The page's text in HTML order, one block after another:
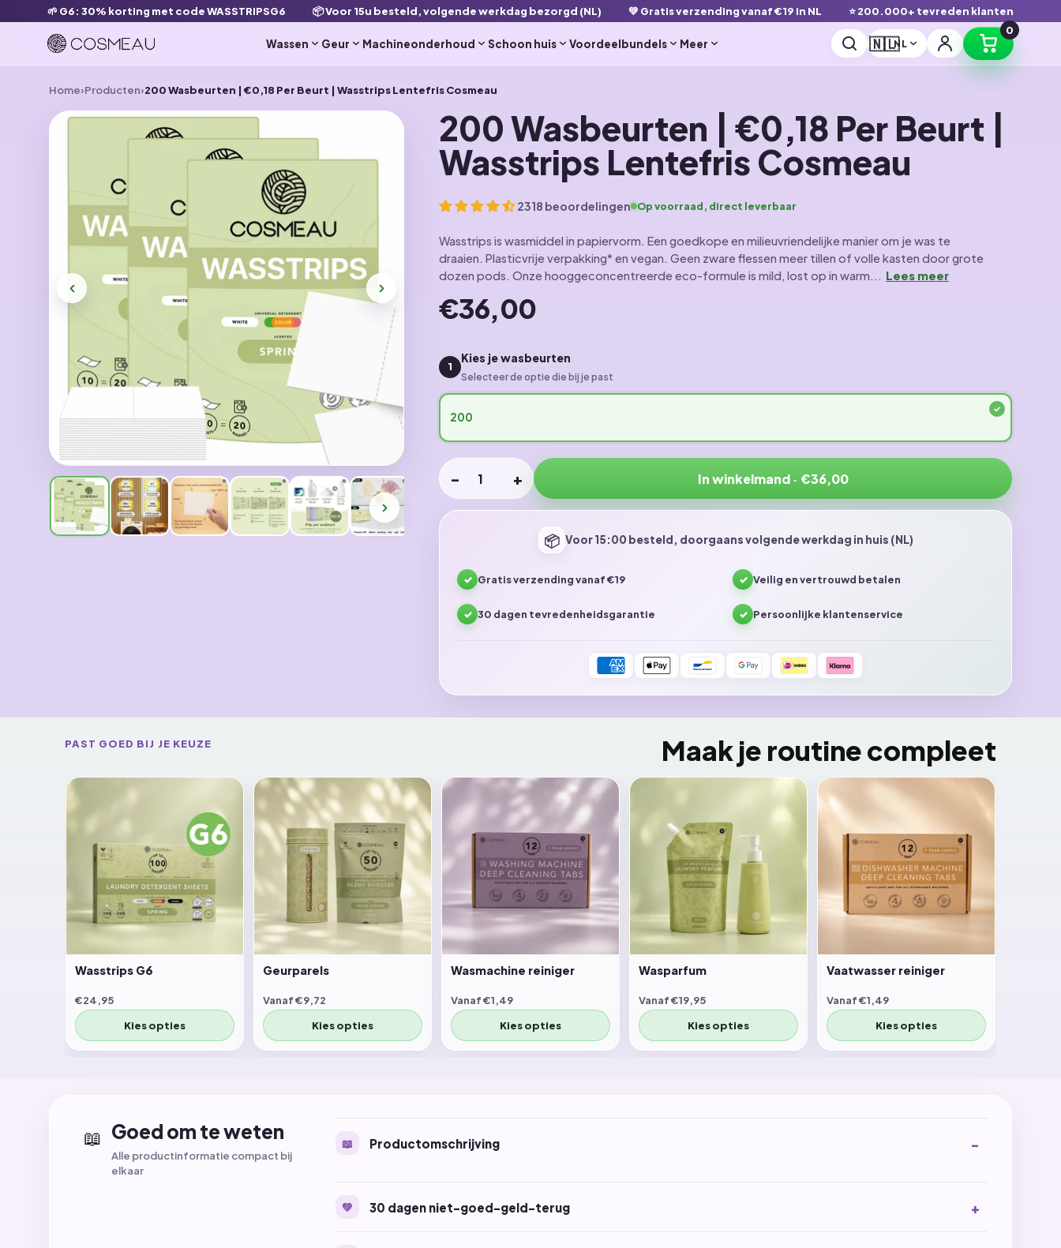
naar de content
🌱 G6: 30% korting met code WASSTRIPSG6 📦 Voor 15u besteld, volgende werkdag bezorgd (NL) 💚 Gratis verzending vanaf €19 in NL ⭐ 200.000+ tevreden klanten
Wassen Geur Machineonderhoud Schoon huis Voordeelbundels Meer 🇳🇱NL
0
Home›Producten›200 Wasbeurten | €0,18 Per Beurt | Wasstrips Lentefris Cosmeau
200 Wasbeurten | €0,18 Per Beurt |
Wasstrips Lentefris Cosmeau
2318 beoordelingen Op voorraad, direct leverbaar
Wasstrips is wasmiddel in papiervorm. Een goedkope en milieuvriendelijke manier om je was te
draaien. Plasticvrije verpakking* en vegan. Geen zware flessen meer tillen of volle kasten door grote
dozen pods. Onze hooggeconcentreerde eco-formule is mild, lost op in warm... Lees meer
€36,00
1
Kies je wasbeurten
Selecteer de optie die bij je past
200
Aantal
− + In winkelmand · €36,00
📦 Voor 15:00 besteld, doorgaans volgende werkdag in huis (NL)
✓ Gratis verzending vanaf €19 ✓ Veilig en vertrouwd betalen
✓ 30 dagen tevredenheidsgarantie ✓ Persoonlijke klantenservice
PAST GOED BIJ JE KEUZE Maak je routine compleet
Wasstrips G6
€24,95
Kies opties
Geurparels
Vanaf €9,72
Kies opties
Wasmachine reiniger
Vanaf €1,49
Kies opties
Wasparfum
Vanaf €19,95
Kies opties
Vaatwasser reiniger
Vanaf €1,49
Kies opties
📖 Goed om te weten
Alle productinformatie compact bij
elkaar
📖 Productomschrijving
💚 30 dagen niet-goed-geld-terug